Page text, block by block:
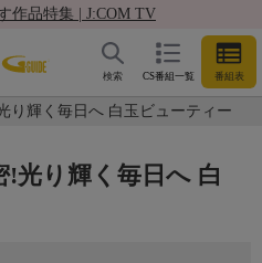
作品特集 | J:COM TV
CS番組一覧 番組表
検索
り輝く毎日へ 白玉ビューティー
光り輝く毎日へ 白